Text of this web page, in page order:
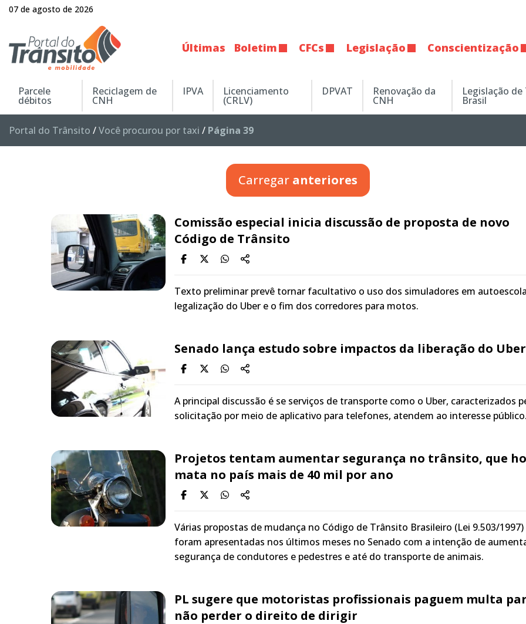
07 de agosto de 2026
Últimas Boletim CFCs Legislação Conscientização
Parcele
débitos
Reciclagem de
CNH
IPVA Licenciamento
(CRLV)
DPVAT Renovação da
CNH
Legislação
Brasil
Portal do Trânsito /Você procurou por taxi / Página 39
Carregar anteriores
Comissão especial inicia discussão de proposta de novo
Código de Trânsito
Texto preliminar prevê tornar facultativo o uso dos simuladores em
legalização do Uber e o fim dos corredores para motos.
Senado lança estudo sobre impactos da liberação do Uber
A principal discussão é se serviços de transporte como o Uber, caracterizados
solicitação por meio de aplicativo para telefones, atendem ao interesse
Projetos tentam aumentar segurança no trânsito, que
mata no país mais de 40 mil por ano
Várias propostas de mudança no Código de Trânsito Brasileiro (Lei 9.503/1997)
foram apresentadas nos últimos meses no Senado com a intenção de
segurança de condutores e pedestres e até do transporte de animais.
PL sugere que motoristas profissionais paguem multa
não perder o direito de dirigir